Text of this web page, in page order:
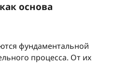
основа
фундаментальной
процесса. От их